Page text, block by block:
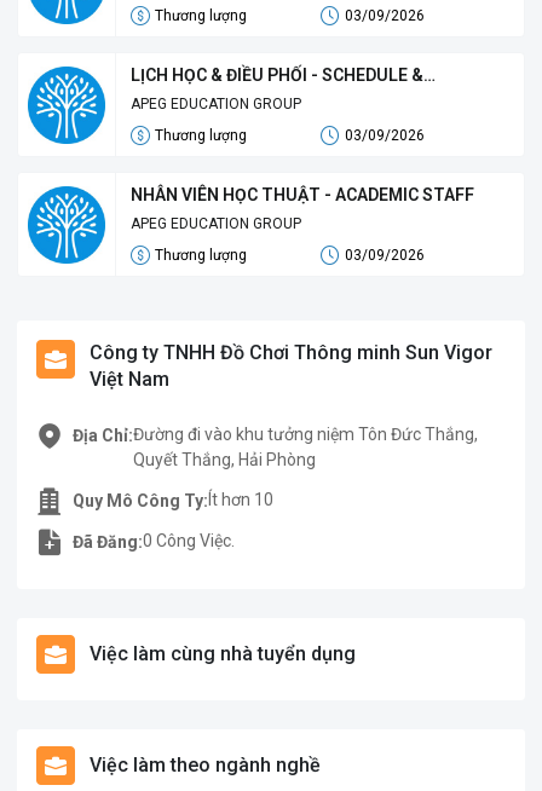
Thương lượng 03/09/2026
LỊCH HỌC & ĐIỀU PHỐI - SCHEDULE &
COORDINATION OFFICER
APEG EDUCATION GROUP
Thương lượng
03/09/2026
NHÂN VIÊN HỌC THUẬT - ACADEMIC STAFF
APEG EDUCATION GROUP
Thương lượng
03/09/2026
Công ty TNHH Đồ Chơi Thông minh Sun Vigor
Việt Nam
Địa Chỉ:Đường đi vào khu tưởng niệm Tôn Đức Thắng,
Quyết Thắng, Hải Phòng
Quy Mô Công Ty: Ít hơn 10
Đã Đăng:0 Công Việc.
Việc làm cùng nhà tuyển dụng
Việc làm theo ngành nghề